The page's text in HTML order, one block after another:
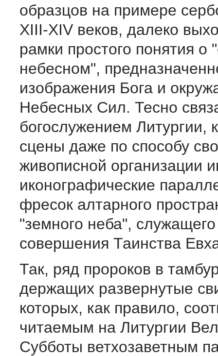
образцов на примере
XIII-XIV веков, далеко
рамки простого понятия о
небесном",
изображения Бога и
Небесных Сил. Тесно
богослужением Литургии,
сцены даже по способу
живописной организации
иконографические
фресок алтарного
"земного неба",
совершения Таинства
Так, ряд пророков в
держащих развернутые
которых, как правило,
читаемым на Литургии
Субботы ветхозаветным